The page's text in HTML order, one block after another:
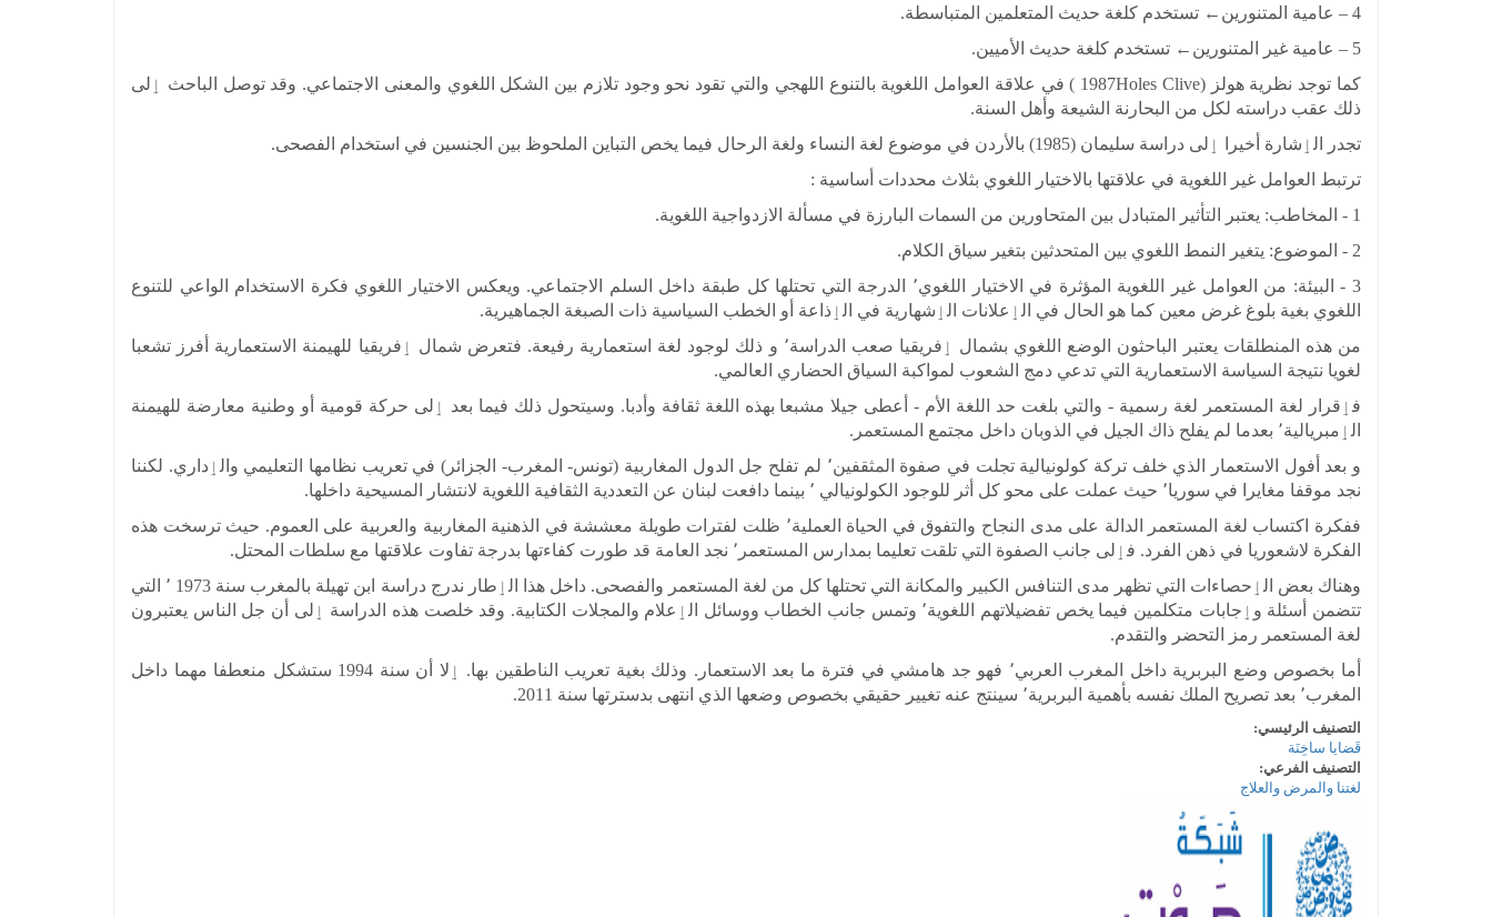
4 – عامية المتنورين← تستخدم كلغة حديث المتعلمين المتباسطة.
5 – عامية غير المتنورين← تستخدم كلغة حديث الأميين.
كما توجد نظرية هولز (1987Holes Clive ) في علاقة العوامل اللغوية بالتنوع اللهجي والتي تقود نحو وجود تلازم بين الشكل اللغوي والمعنى الاجتماعي. وقد توصل الباحث ٳلى
ذلك عقب دراسته لكل من البحارنة الشيعة وأهل السنة.
تجدر الٳشارة أخيرا ٳلى دراسة سليمان (1985) بالأردن في موضوع لغة النساء ولغة الرحال فيما يخص التباين الملحوظ بين الجنسين في استخدام الفصحى.
ترتبط العوامل غير اللغوية في علاقتها بالاختيار اللغوي بثلاث محددات أساسية :
1 - المخاطب: يعتبر التأثير المتبادل بين المتحاورين من السمات البارزة في مسألة الازدواجية اللغوية.
2 - الموضوع: يتغير النمط اللغوي بين المتحدثين بتغير سياق الكلام.
3 - البيئة: من العوامل غير اللغوية المؤثرة في الاختيار اللغوي٬ الدرجة التي تحتلها كل طبقة داخل السلم الاجتماعي. ويعكس الاختيار اللغوي فكرة الاستخدام الواعي للتنوع
اللغوي بغية بلوغ غرض معين كما هو الحال في الٳعلانات الٳشهارية في الٳذاعة أو الخطب السياسية ذات الصبغة الجماهيرية.
من هذه المنطلقات يعتبر الباحثون الوضع اللغوي بشمال ٳفريقيا صعب الدراسة٬ و ذلك لوجود لغة استعمارية رفيعة. فتعرض شمال ٳفريقيا للهيمنة الاستعمارية أفرز تشعبا
لغويا نتيجة السياسة الاستعمارية التي تدعي دمج الشعوب لمواكبة السياق الحضاري العالمي.
فٳقرار لغة المستعمر لغة رسمية - والتي بلغت حد اللغة الأم - أعطى جيلا مشبعا بهذه اللغة ثقافة وأدبا. وسيتحول ذلك فيما بعد ٳلى حركة قومية أو وطنية معارضة للهيمنة
الٳمبريالية٬ بعدما لم يفلح ذاك الجيل في الذوبان داخل مجتمع المستعمر.
و بعد أفول الاستعمار الذي خلف تركة كولونيالية تجلت في صفوة المثقفين٬ لم تفلح جل الدول المغاربية (تونس- المغرب- الجزائر) في تعريب نظامها التعليمي والٳداري. لكننا
نجد موقفا مغايرا في سوريا٬ حيث عملت على محو كل أثر للوجود الكولونيالي ٬ بينما دافعت لبنان عن التعددية الثقافية اللغوية لانتشار المسيحية داخلها.
ففكرة اكتساب لغة المستعمر الدالة على مدى النجاح والتفوق في الحياة العملية٬ ظلت لفترات طويلة معششة في الذهنية المغاربية والعربية على العموم. حيث ترسخت هذه
الفكرة لاشعوريا في ذهن الفرد. فٳلى جانب الصفوة التي تلقت تعليما بمدارس المستعمر٬ نجد العامة قد طورت كفاءتها بدرجة تفاوت علاقتها مع سلطات المحتل.
وهناك بعض الٳحصاءات التي تظهر مدى التنافس الكبير والمكانة التي تحتلها كل من لغة المستعمر والفصحى. داخل هذا الٳطار ندرج دراسة ابن تهيلة بالمغرب سنة 1973 ٬ التي
تتضمن أسئلة وٳجابات متكلمين فيما يخص تفضيلاتهم اللغوية٬ وتمس جانب الخطاب ووسائل الٳعلام والمجلات الكتابية. وقد خلصت هذه الدراسة ٳلى أن جل الناس يعتبرون
لغة المستعمر رمز التحضر والتقدم.
أما بخصوص وضع البربرية داخل المغرب العربي٬ فهو جد هامشي في فترة ما بعد الاستعمار. وذلك بغية تعريب الناطقين بها. ٳلا أن سنة 1994 ستشكل منعطفا مهما داخل
المغرب٬ بعد تصريح الملك نفسه بأهمية البربرية٬ سينتج عنه تغيير حقيقي بخصوص وضعها الذي انتهى بدسترتها سنة 2011.
التصنيف الرئيسي:
قَضايا ساخِنَة
التصنيف الفرعي:
لغتنا والمرض والعلاج